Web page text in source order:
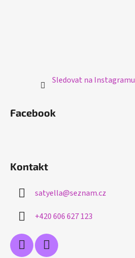
Sledovat na Instagramu
Facebook
Kontakt
satyella@seznam.cz
+420 606 627 123